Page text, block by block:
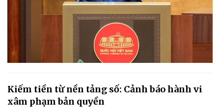
Kiếm tiền từ nền tảng số: Cảnh báo hành vi
xâm phạm bản quyền